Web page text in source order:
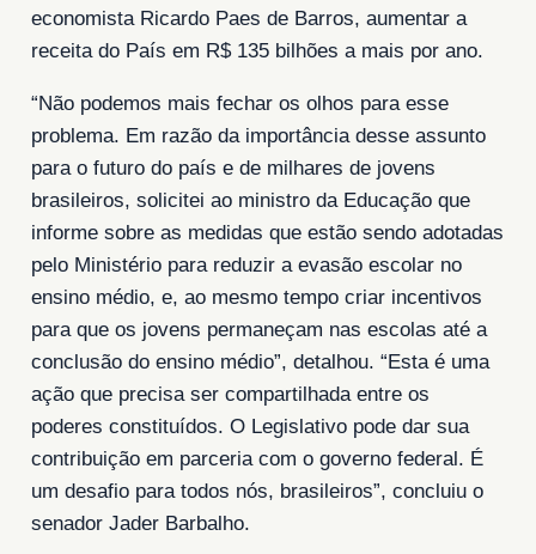
economista Ricardo Paes de Barros, aumentar a
receita do País em R$ 135 bilhões a mais por ano.
“Não podemos mais fechar os olhos para esse
problema. Em razão da importância desse assunto
para o futuro do país e de milhares de jovens
brasileiros, solicitei ao ministro da Educação que
informe sobre as medidas que estão sendo adotadas
pelo Ministério para reduzir a evasão escolar no
ensino médio, e, ao mesmo tempo criar incentivos
para que os jovens permaneçam nas escolas até a
conclusão do ensino médio”, detalhou. “Esta é uma
ação que precisa ser compartilhada entre os
poderes constituídos. O Legislativo pode dar sua
contribuição em parceria com o governo federal. É
um desafio para todos nós, brasileiros”, concluiu o
senador Jader Barbalho.